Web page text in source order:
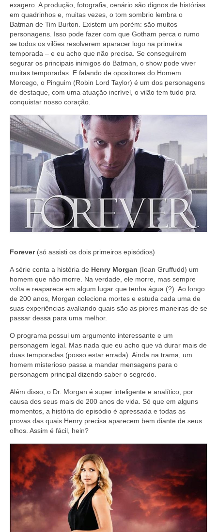
exagero. A produção, fotografia, cenário são dignos de histórias
em quadrinhos e, muitas vezes, o tom sombrio lembra o
Batman de Tim Burton. Existem um porém: são muitos
personagens. Isso pode fazer com que Gotham perca o rumo
se todos os vilões resolverem aparacer logo na primeira
temporada – e eu acho que não precisa. Se conseguirem
segurar os principais inimigos do Batman, o show pode viver
muitas temporadas. E falando de opositores do Homem
Morcego, o Pinguim (Robin Lord Taylor) é um dos personagens
de destaque, com uma atuação incrível, o vilão tem tudo pra
conquistar nosso coração.
Forever(só assisti os dois primeiros episódios)
A série conta a história de Henry Morgan (Ioan Gruffudd) um
homem que não morre. Na verdade, ele morre, mas sempre
volta e reaparece em algum lugar que tenha água (?). Ao longo
de 200 anos, Morgan coleciona mortes e estuda cada uma de
suas experiências avaliando quais são as piores maneiras de se
passar dessa para uma melhor.
O programa possui um argumento interessante e um
personagem legal. Mas nada que eu acho que vá durar mais de
duas temporadas (posso estar errada). Ainda na trama, um
homem misterioso passa a mandar mensagens para o
personagem principal dizendo saber o segredo.
Além disso, o Dr. Morgan é super inteligente e analítico, por
causa dos seus mais de 200 anos de vida. Só que em alguns
momentos, a história do episódio é apressada e todas as
provas das quais Henry precisa aparecem bem diante de seus
olhos. Assim é fácil, hein?